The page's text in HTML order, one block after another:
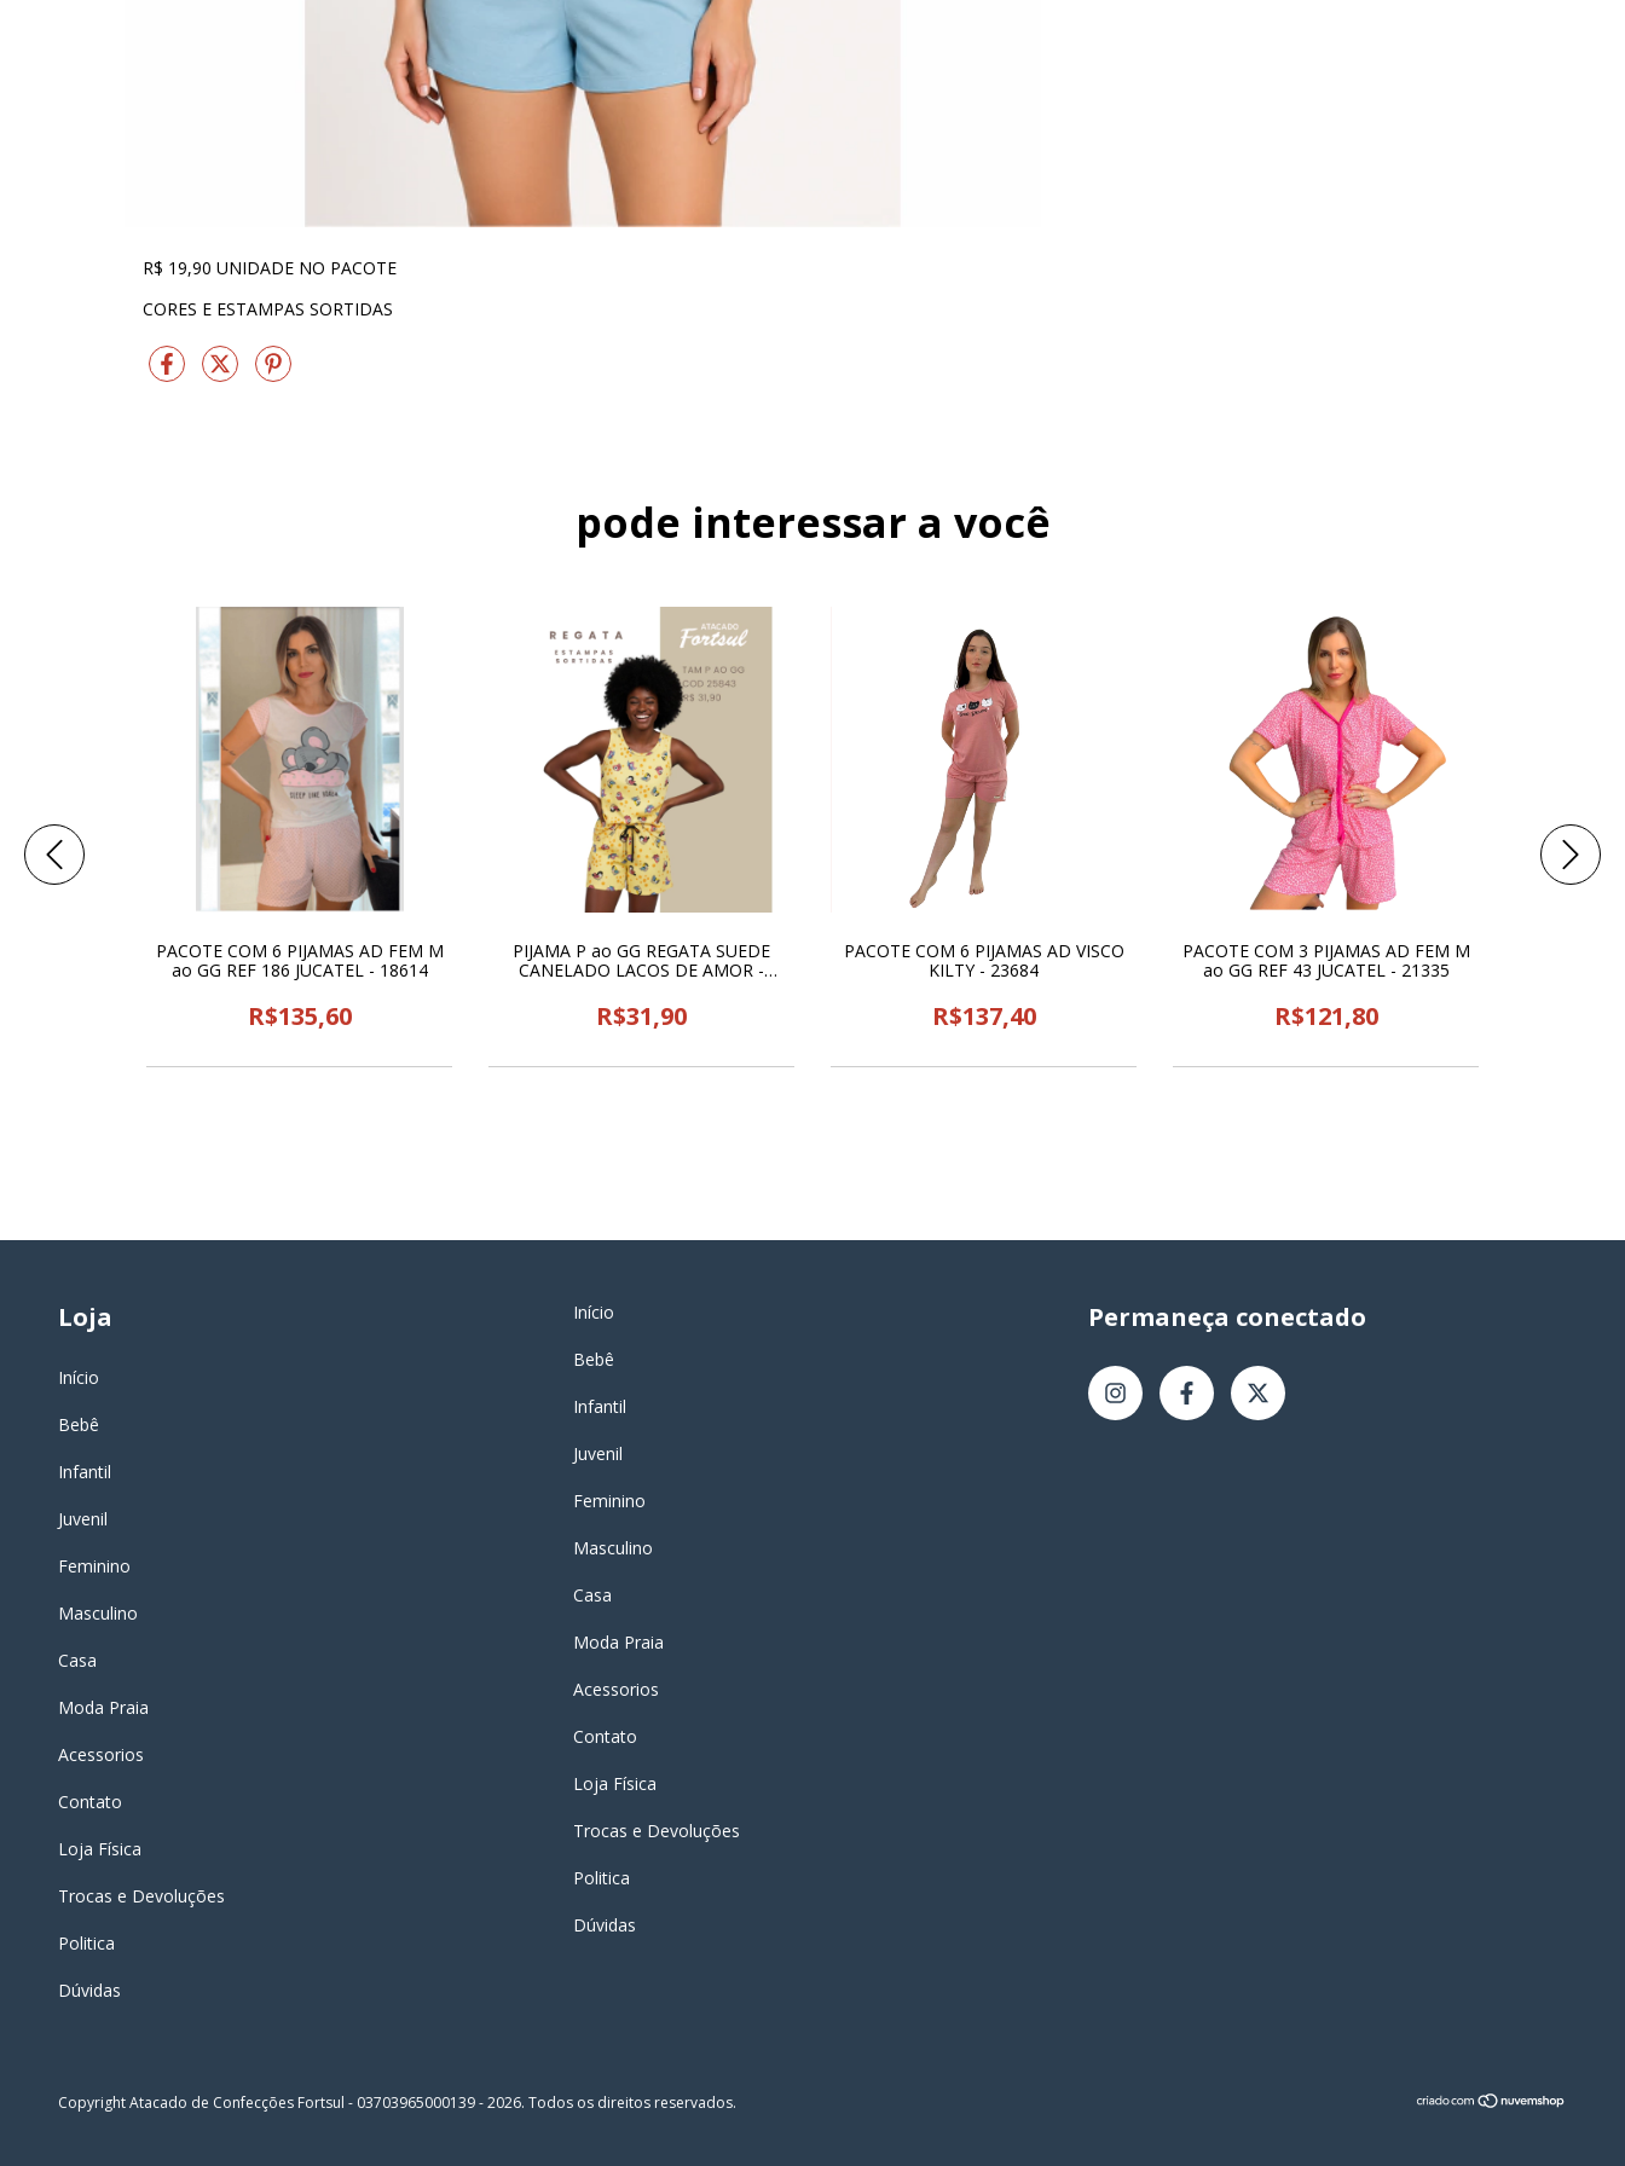
R$ 19,90 UNIDADE NO PACOTE
CORES E ESTAMPAS SORTIDAS
pode interessar a você
PACOTE COM 6 PIJAMAS AD FEM M
ao GG REF 186 JUCATEL - 18614
R$135,60
PIJAMA P ao GG REGATA SUEDE
CANELADO LACOS DE AMOR -
R$31,90
PACOTE COM 6 PIJAMAS AD VISCO
KILTY - 23684
R$137,40
PACOTE COM 3 PIJAMAS AD FEM M
ao GG REF 43 JUCATEL - 21335
R$121,80
Loja
Início
Bebê
Infantil
Juvenil
Feminino
Masculino
Casa
Moda Praia
Acessorios
Contato
Loja Física
Trocas e Devoluções
Politica
Dúvidas
Início
Bebê
Infantil
Juvenil
Feminino
Masculino
Casa
Moda Praia
Acessorios
Contato
Loja Física
Trocas e Devoluções
Politica
Dúvidas
Permaneça conectado
Copyright Atacado de Confecções Fortsul - 03703965000139 - 2026. Todos os direitos reservados.